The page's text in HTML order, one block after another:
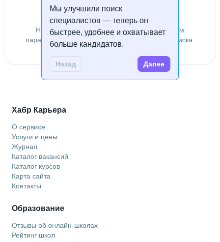
Мы улучшили поиск
специалистов — теперь он
быстрее, удобнее и охватывает
больше кандидатов.
Назад Далее
Специалисты не найдены
Не удалось найти специалистов по заданным
параметрам. Попробуйте изменить условия поиска.
Хабр Карьера
О сервисе
Услуги и цены
Журнал
Каталог вакансий
Каталог курсов
Карта сайта
Контакты
Образование
Отзывы об онлайн-школах
Рейтинг школ